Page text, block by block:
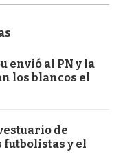
envió al PN y la
los blancos el
de
futbolistas y el